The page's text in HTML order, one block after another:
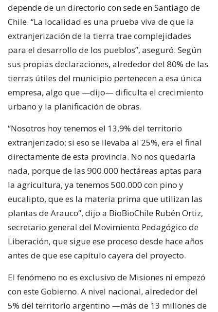
depende de un directorio con sede en Santiago de
Chile. “La localidad es una prueba viva de que la
extranjerización de la tierra trae complejidades
para el desarrollo de los pueblos”, aseguró. Según
sus propias declaraciones, alrededor del 80% de las
tierras útiles del municipio pertenecen a esa única
empresa, algo que —dijo— dificulta el crecimiento
urbano y la planificación de obras.
“Nosotros hoy tenemos el 13,9% del territorio
extranjerizado; si eso se llevaba al 25%, era el final
directamente de esta provincia. No nos quedaría
nada, porque de las 900.000 hectáreas aptas para
la agricultura, ya tenemos 500.000 con pino y
eucalipto, que es la materia prima que utilizan las
plantas de Arauco”, dijo a BioBioChile Rubén Ortiz,
secretario general del Movimiento Pedagógico de
Liberación, que sigue ese proceso desde hace años
antes de que ese capítulo cayera del proyecto.
El fenómeno no es exclusivo de Misiones ni empezó
con este Gobierno. A nivel nacional, alrededor del
5% del territorio argentino —más de 13 millones de